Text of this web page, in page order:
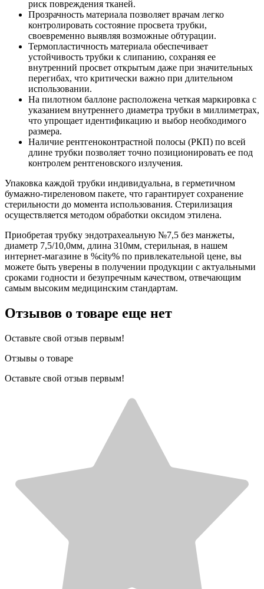
риск повреждения тканей.
Прозрачность материала позволяет врачам легко
контролировать состояние просвета трубки,
своевременно выявляя возможные обтурации.
Термопластичность материала обеспечивает
устойчивость трубки к слипанию, сохраняя ее
внутренний просвет открытым даже при значительных
перегибах, что критически важно при длительном
использовании.
На пилотном баллоне расположена четкая маркировка с
указанием внутреннего диаметра трубки в миллиметрах,
что упрощает идентификацию и выбор необходимого
размера.
Наличие рентгеноконтрастной полосы (РКП) по всей
длине трубки позволяет точно позиционировать ее под
контролем рентгеновского излучения.
Упаковка каждой трубки индивидуальна, в герметичном
бумажно-тиреленовом пакете, что гарантирует сохранение
стерильности до момента использования. Стерилизация
осуществляется методом обработки оксидом этилена.
Приобретая трубку эндотрахеальную №7,5 без манжеты,
диаметр 7,5/10,0мм, длина 310мм, стерильная, в нашем
интернет-магазине в %city% по привлекательной цене, вы
можете быть уверены в получении продукции с актуальными
сроками годности и безупречным качеством, отвечающим
самым высоким медицинским стандартам.
Отзывов о товаре еще нет
Оставьте свой отзыв первым!
Отзывы о товаре
Оставьте свой отзыв первым!